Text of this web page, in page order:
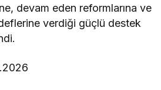
devam eden reformlarına ve
verdiği güçlü destek